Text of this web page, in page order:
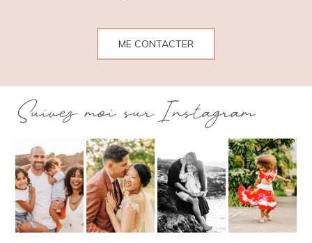
ME CONTACTER
Suivez moi sur Instagram